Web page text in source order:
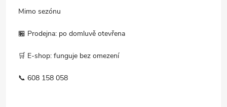
Mimo sezónu
🏪 Prodejna: po domluvě otevřena
🛒 E-shop: funguje bez omezení
📞 608 158 058